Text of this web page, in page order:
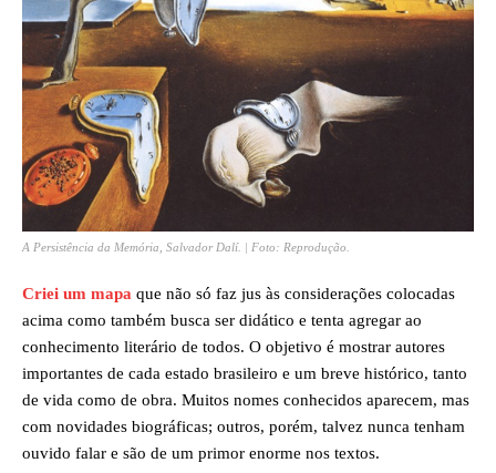
A Persistência da Memória , Salvador Dalí. | Foto: Reprodução.
Criei um mapa que não só faz jus às considerações colocadas
acima como também busca ser didático e tenta agregar ao
conhecimento literário de todos. O objetivo é mostrar autores
importantes de cada estado brasileiro e um breve histórico, tanto
de vida como de obra. Muitos nomes conhecidos aparecem, mas
com novidades biográficas; outros, porém, talvez nunca tenham
ouvido falar e são de um primor enorme nos textos.